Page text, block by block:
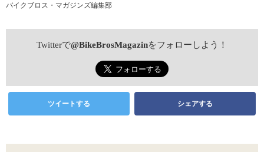
バイクブロス・マガジンズ編集部
Twitterで@BikeBrosMagazinをフォローしよう！
ツイートする シェアする